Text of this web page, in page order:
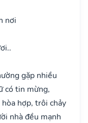
nơi
gặp nhiều
có tin mừng,
hợp, trôi chảy
nhà đều mạnh